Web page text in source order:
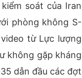
soát của Iran
phòng không S-
từ Lực lượng
không gặp kháng
dẫn đầu các đợt